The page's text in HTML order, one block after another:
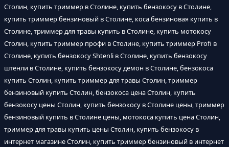
Столин, купить триммер в Столине, купить бензокосу в Столине,
купить триммер бензиновый в Столине, коса бензиновая купить в
Столине, триммер для травы купить в Столине, купить мотокосу
Столин, купить триммер профи в Столине, купить триммер Profi в
Столине, купить бензокосу Shtenli в Столине, купить бензокосу
штенли в Столине, купить бензокосу демон в Столине, бензокоса
купить Столин, купить триммер для травы Столин, триммер
бензиновый купить Столин, бензокоса цена Столин, купить
бензокосу цены Столин, купить бензокосу в Столине цены, триммер
бензиновый купить в Столине цены, мотокоса купить цена Столин,
триммер для травы купить цены Столин, купить бензокосу в
интернет магазине Столин, купить триммер бензиновый в интернет